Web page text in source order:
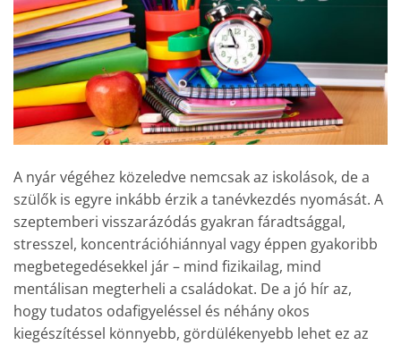
A nyár végéhez közeledve nemcsak az iskolások, de a
szülők is egyre inkább érzik a tanévkezdés nyomását. A
szeptemberi visszarázódás gyakran fáradtsággal,
stresszel, koncentrációhiánnyal vagy éppen gyakoribb
megbetegedésekkel jár – mind fizikailag, mind
mentálisan megterheli a családokat. De a jó hír az,
hogy tudatos odafigyeléssel és néhány okos
kiegészítéssel könnyebb, gördülékenyebb lehet ez az